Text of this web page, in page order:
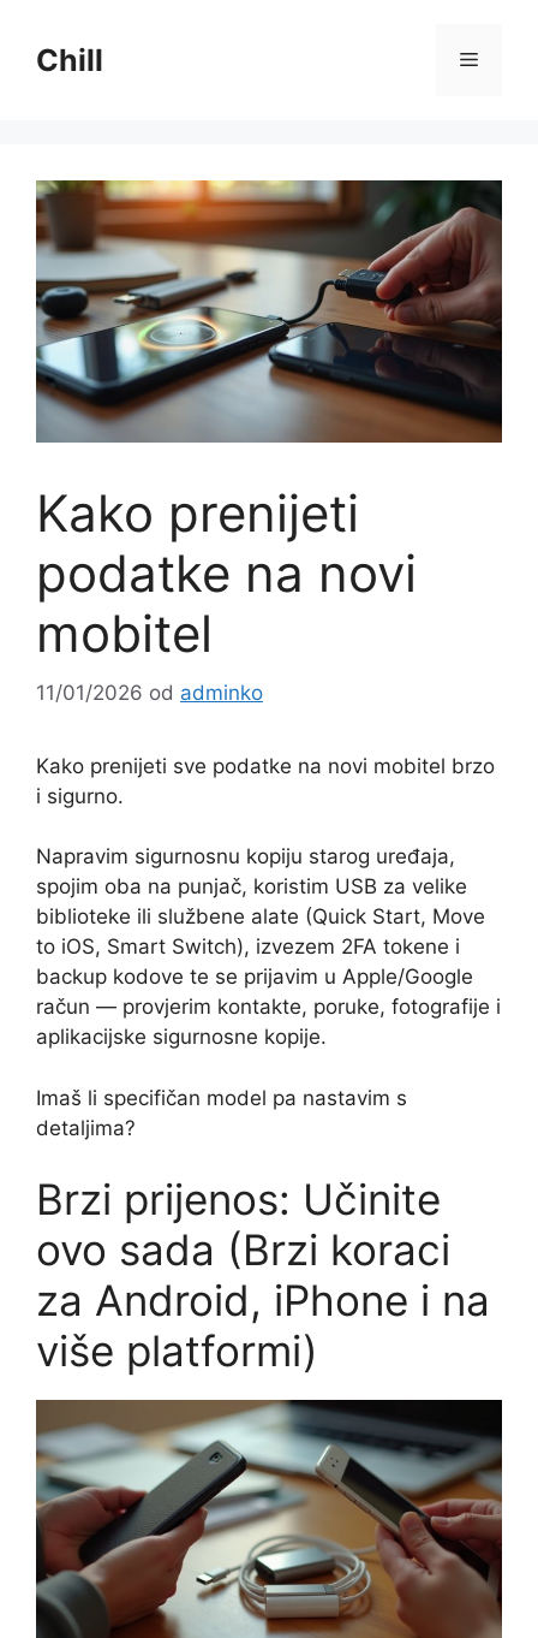
sadržajChill
Kako prenijeti
podatke na novi
mobitel
11/01/2026 od adminko
Kako prenijeti sve podatke na novi mobitel brzo
i sigurno.
Napravim sigurnosnu kopiju starog uređaja,
spojim oba na punjač, koristim USB za velike
biblioteke ili službene alate (Quick Start, Move
to iOS, Smart Switch), izvezem 2FA tokene i
backup kodove te se prijavim u Apple/Google
račun — provjerim kontakte, poruke, fotografije i
aplikacijske sigurnosne kopije.
Imaš li specifičan model pa nastavim s
detaljima?
Brzi prijenos: Učinite
ovo sada (Brzi koraci
za Android, iPhone i na
više platformi)